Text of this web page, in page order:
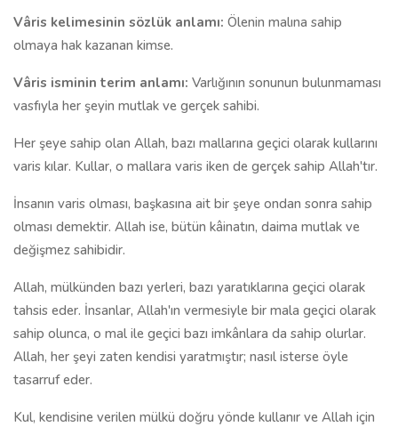
Vâris kelimesinin sözlük anlamı: Ölenin malına sahip
olmaya hak kazanan kimse.
Vâris isminin terim anlamı: Varlığının sonunun bulunmaması
vasfıyla her şeyin mutlak ve gerçek sahibi.
Her şeye sahip olan Allah, bazı mallarına geçici olarak kullarını
varis kılar. Kullar, o mallara varis iken de gerçek sahip Allah'tır.
İnsanın varis olması, başkasına ait bir şeye ondan sonra sahip
olması demektir. Allah ise, bütün kâinatın, daima mutlak ve
değişmez sahibidir.
Allah, mülkünden bazı yerleri, bazı yaratıklarına geçici olarak
tahsis eder. İnsanlar, Allah'ın vermesiyle bir mala geçici olarak
sahip olunca, o mal ile geçici bazı imkânlara da sahip olurlar.
Allah, her şeyi zaten kendisi yaratmıştır; nasıl isterse öyle
tasarruf eder.
Kul, kendisine verilen mülkü doğru yönde kullanır ve Allah için